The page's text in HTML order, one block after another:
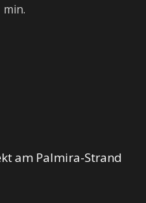
min.
am Palmira-Strand